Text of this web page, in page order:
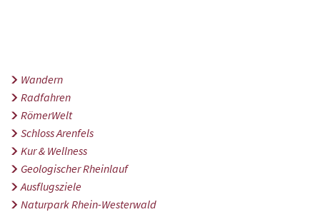
Wandern
Radfahren
RömerWelt
Schloss Arenfels
Kur & Wellness
Geologischer Rheinlauf
Ausflugsziele
Naturpark Rhein-Westerwald